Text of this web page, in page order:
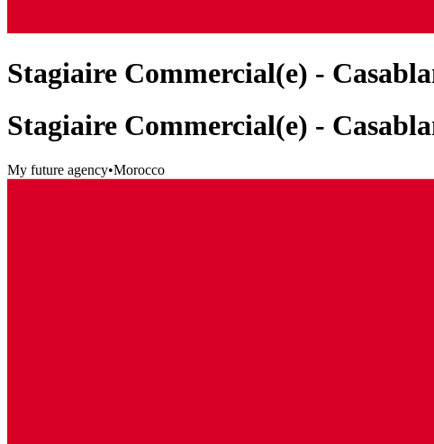
Stagiaire Commercial(e) -
Stagiaire Commercial(e) -
My future agency•Morocco